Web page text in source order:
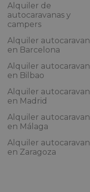
Alquiler de
autocaravanas y
campers
Alquiler
en Barcelona
Alquiler
en Bilbao
Alquiler
en Madrid
Alquiler
en Málaga
Alquiler
en Zaragoza